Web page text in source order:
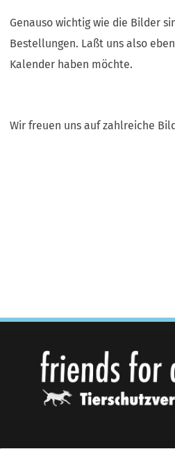
Genauso wichtig wie die Bilder
Bestellungen. Laßt uns also
Kalender haben möchte.
Wir freuen uns auf zahlreiche